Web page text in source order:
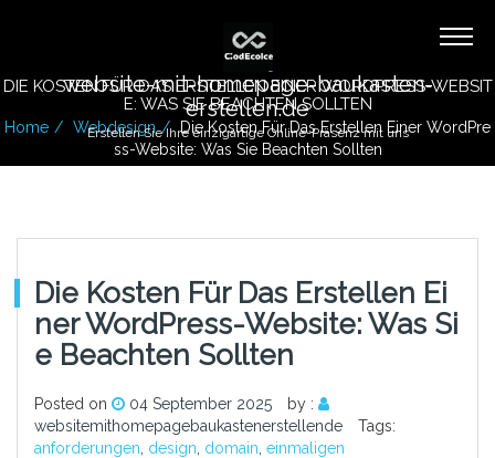
website-mit-homepage-baukasten-
erstellen.de
Erstellen Sie Ihre einzigartige Online-Präsenz mit uns
DIE KOSTEN FÜR DAS ERSTELLEN EINER WORDPRESS-WEBSIT
E: WAS SIE BEACHTEN SOLLTEN
Home Webdesign
Die Kosten Für Das Erstellen Einer WordPre
Ss-Website: Was Sie Beachten Sollten
Die Kosten Für Das Erstellen Ei
Ner WordPress-Website: Was Si
E Beachten Sollten
Posted on 04 September 2025
by :
websitemithomepagebaukastenerstellende
Tags:
anforderungen design domain einmaligen